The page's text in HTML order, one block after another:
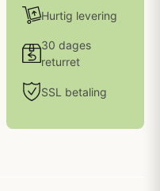
Hurtig levering
30 dages
returret
SSL betaling